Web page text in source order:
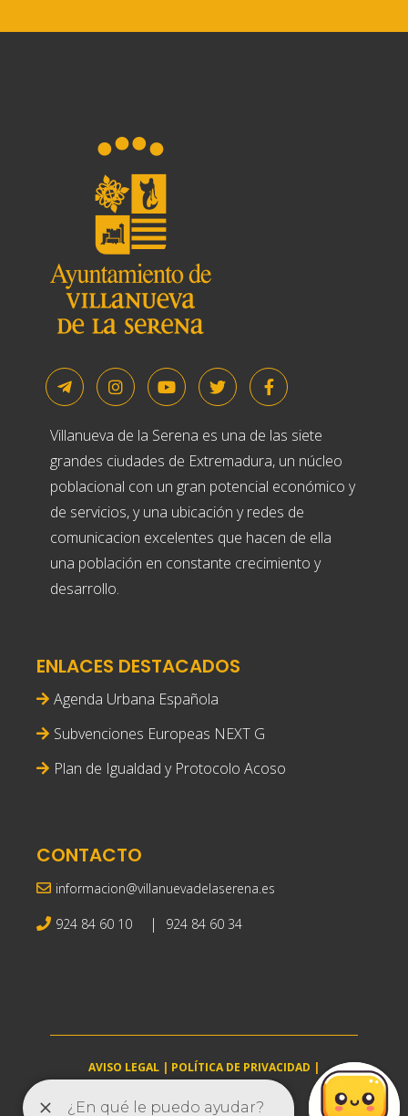
Villanueva de la Serena es una de las siete
grandes ciudades de Extremadura, un núcleo
poblacional con un gran potencial económico y
de servicios, y una ubicación y redes de
comunicacion excelentes que hacen de ella
una población en constante crecimiento y
desarrollo.
ENLACES DESTACADOS
Agenda Urbana Española
Subvenciones Europeas NEXT G
Plan de Igualdad y Protocolo Acoso
CONTACTO
informacion@villanuevadelaserena.es
924 84 60 10 | 924 84 60 34
AVISO LEGAL | POLÍTICA DE PRIVACIDAD |
villanuevadelaserena.es © 2025